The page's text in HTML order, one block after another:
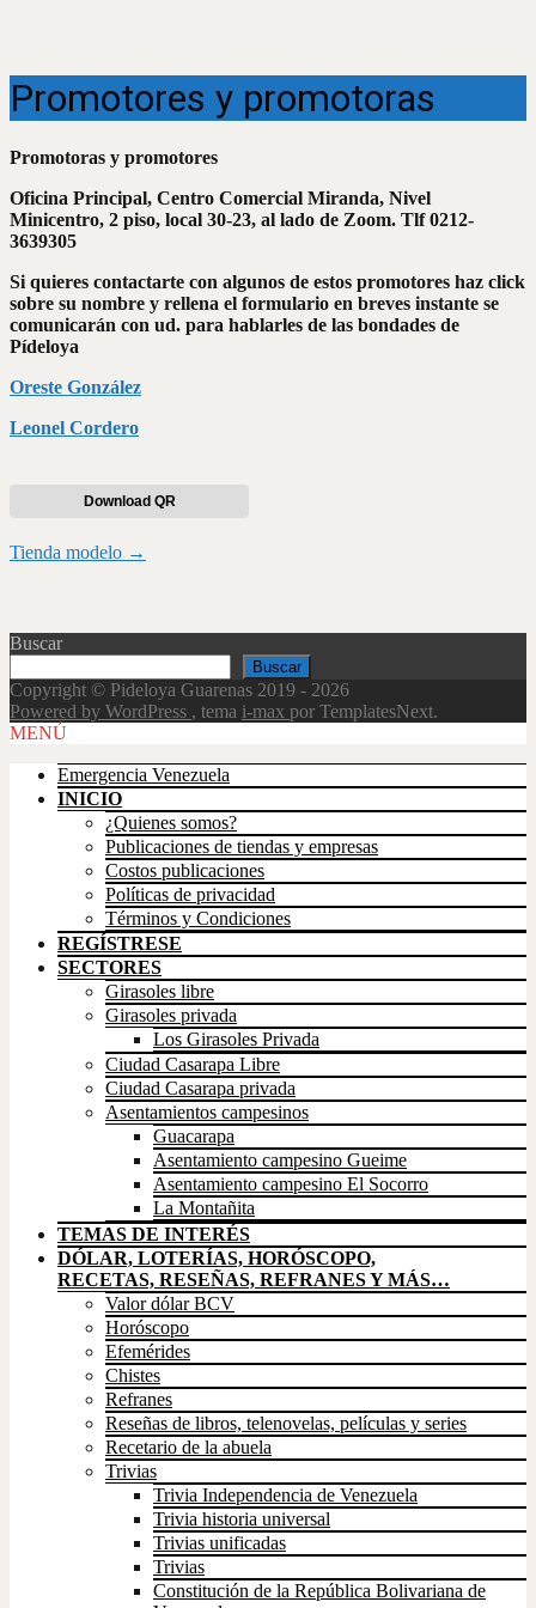
Promotores y promotoras
Promotoras y promotores
Oficina Principal, Centro Comercial Miranda, Nivel
Minicentro, 2 piso, local 30-23, al lado de Zoom. Tlf 0212-
3639305
Si quieres contactarte con algunos de estos promotores haz click
sobre su nombre y rellena el formulario en breves instante se
comunicarán con ud. para hablarles de las bondades de
Pídeloya
Oreste González
Leonel Cordero
Download QR
Navegación
entradas
Tienda modelo →
Buscar
Buscar
Copyright © Pideloya Guarenas 2019 - 2026
Powered by WordPress , tema i-max por TemplatesNext.
Scroll
MENÚ
Emergencia Venezuela
INICIO
¿Quienes somos?
Publicaciones de tiendas y empresas
Costos publicaciones
Políticas de privacidad
Términos y Condiciones
REGÍSTRESE
SECTORES
Girasoles libre
Girasoles privada
Los Girasoles Privada
Ciudad Casarapa Libre
Ciudad Casarapa privada
Asentamientos campesinos
Guacarapa
Asentamiento campesino Gueime
Asentamiento campesino El Socorro
La Montañita
TEMAS DE INTERÉS
DÓLAR, LOTERÍAS, HORÓSCOPO,
RECETAS, RESEÑAS, REFRANES Y MÁS…
Valor dólar BCV
Horóscopo
Efemérides
Chistes
Refranes
Reseñas de libros, telenovelas, películas y series
Recetario de la abuela
Trivias
Trivia Independencia de Venezuela
Trivia historia universal
Trivias unificadas
Trivias
Constitución de la República Bolivariana de